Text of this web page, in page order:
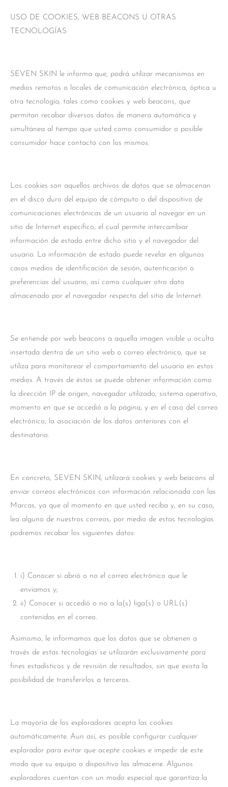
USO DE COOKIES, WEB BEACONS U OTRAS
TECNOLOGÍAS
SEVEN SKIN le informa que, podrá utilizar mecanismos en
medios remotos o locales de comunicación electrónica, óptica u
otra tecnología; tales como cookies y web beacons, que
permitan recabar diversos datos de manera automática y
simultánea al tiempo que usted como consumidor o posible
consumidor hace contacto con los mismos.
Los cookies son aquellos archivos de datos que se almacenan
en el disco duro del equipo de cómputo o del dispositivo de
comunicaciones electrónicas de un usuario al navegar en un
sitio de Internet específico, el cual permite intercambiar
información de estado entre dicho sitio y el navegador del
usuario. La información de estado puede revelar en algunos
casos medios de identificación de sesión, autenticación o
preferencias del usuario, así como cualquier otro dato
almacenado por el navegador respecto del sitio de Internet.
Se entiende por web beacons a aquella imagen visible u oculta
insertada dentro de un sitio web o correo electrónico, que se
utiliza para monitorear el comportamiento del usuario en estos
medios. A través de éstos se puede obtener información como
la dirección IP de origen, navegador utilizado, sistema operativo,
momento en que se accedió a la página, y en el caso del correo
electrónico, la asociación de los datos anteriores con el
destinatario.
En concreto, SEVEN SKIN, utilizará cookies y web beacons al
enviar correos electrónicos con información relacionada con las
Marcas, ya que al momento en que usted reciba y, en su caso,
lea alguno de nuestros correos, por medio de estas tecnologías
podremos recabar los siguientes datos:
i) Conocer si abrió o no el correo electrónico que le
enviamos y;
ii) Conocer si accedió o no a la(s) liga(s) o URL(s)
contenidas en el correo.
Asimismo, le informamos que los datos que se obtienen a
través de estas tecnologías se utilizarán exclusivamente para
fines estadísticos y de revisión de resultados, sin que exista la
posibilidad de transferirlos a terceros.
La mayoría de los exploradores acepta las cookies
automáticamente. Aun así, es posible configurar cualquier
explorador para evitar que acepte cookies e impedir de este
modo que su equipo o dispositivo las almacene. Algunos
exploradores cuentan con un modo especial que garantiza la